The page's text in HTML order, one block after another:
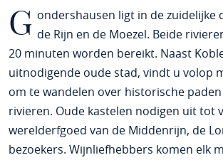
G ondershausen ligt in de zuidelijke
de Rijn en de Moezel. Beide
20 minuten worden bereikt. Naast
uitnodigende oude stad, vindt u volop
om te wandelen over historische
rivieren. Oude kastelen nodigen uit tot
werelderfgoed van de Middenrijn, de
bezoekers. Wijnliefhebbers komen elk